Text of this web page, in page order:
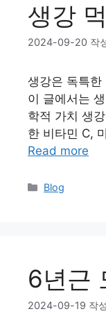
생강
2024-09-20 작
생강은 독특한
이 글에서는
학적 가치 생
한 비타민 C,
Read more
Blog
6년근
2024-09-19 작